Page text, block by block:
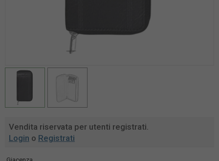
Vendita riservata per utenti registrati.
Login o Registrati